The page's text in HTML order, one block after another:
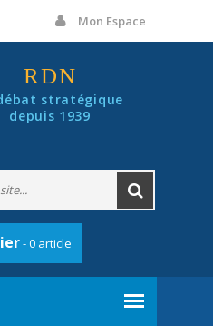
Mon Espace
RDN
stratégique
depuis 1939
- 0 article